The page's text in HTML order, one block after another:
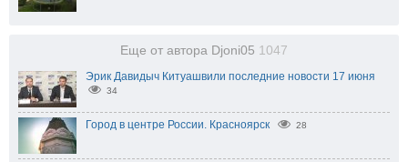
Еще от автора Djoni05 1047
Эрик Давидыч Китуашвили последние новости 17 июня
34
Город в центре России. Красноярск 28